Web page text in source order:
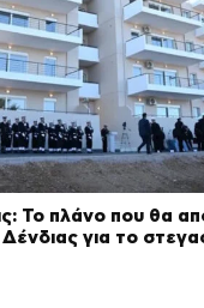
Το πλάνο που θα
για το